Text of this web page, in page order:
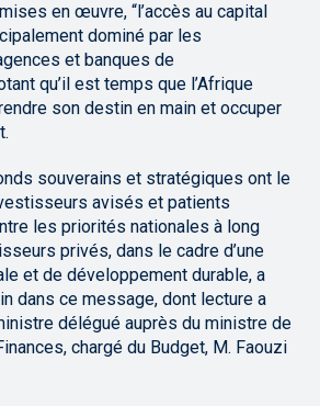
en œuvre, “l’accès au capital
dominé par les
et banques de
qu’il est temps que l’Afrique
son destin en main et occuper
souverains et stratégiques ont le
avisés et patients
les priorités nationales à long
privés, dans le cadre d’une
et de développement durable, a
dans ce message, dont lecture a
délégué auprès du ministre de
chargé du Budget, M. Faouzi